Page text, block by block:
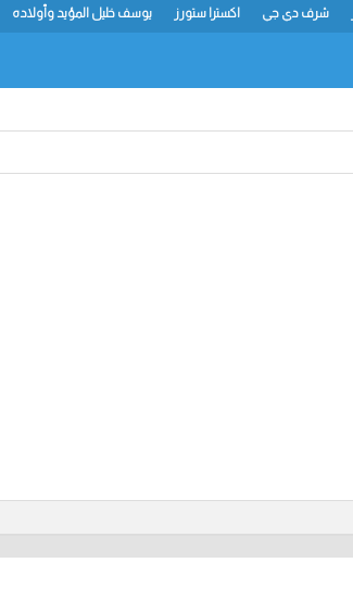
يوسف خليل المؤيد وأولاده اكسترا ستورز شرف دي جي